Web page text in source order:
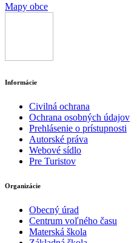
Mapy obce
Informácie
Civilná ochrana
Ochrana osobných údajov
Prehlásenie o prístupnosti
Autorské práva
Webové sídlo
Pre Turistov
Organizácie
Obecný úrad
Centrum voľného času
Materská škola